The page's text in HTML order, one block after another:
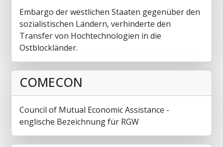
Embargo der westlichen Staaten gegenüber den
sozialistischen Ländern, verhinderte den
Transfer von Hochtechnologien in die
Ostblockländer.
COMECON
Council of Mutual Economic Assistance -
englische Bezeichnung für RGW